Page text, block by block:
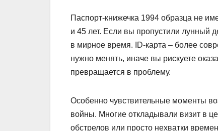
Паспорт-книжечка 1994 образца не
и 45 лет. Если вы пропустили лунный
в мирное время. ID-карта – более
нужно менять, иначе вы рискуете
превращается в проблему.
Особенно чувствительные моменты
войны. Многие откладывали визит в
обстрелов или просто нехватки